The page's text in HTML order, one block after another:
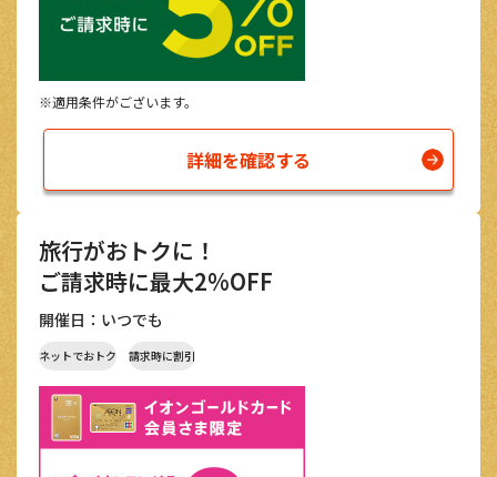
※適用条件がございます。
詳細を確認する
旅行がおトクに！
ご請求時に最大2%OFF
開催日：いつでも
ネットでおトク 請求時に割引